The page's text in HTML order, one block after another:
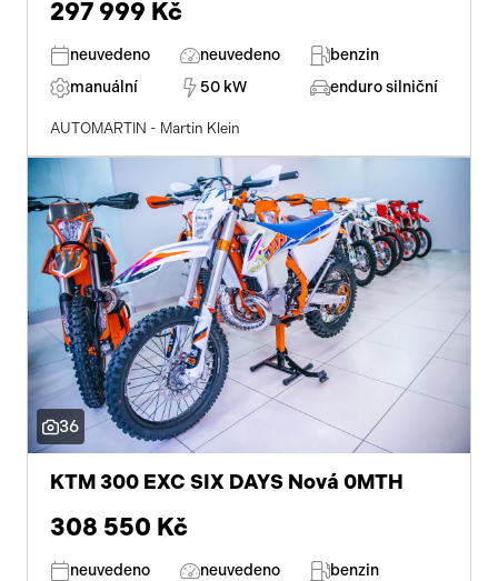
297 999 Kč
neuvedeno neuvedeno
benzin
manuální
50 kW enduro silniční
AUTOMARTIN - Martin Klein
36
KTM 300 EXC SIX DAYS Nová 0MTH
308 550 Kč
neuvedeno neuvedeno benzin